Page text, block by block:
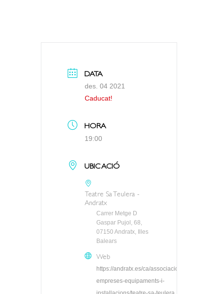
DATA
des. 04 2021
Caducat!
HORA
19:00
UBICACIÓ
Teatre Sa Teulera -
Andratx
Carrer Metge D
Gaspar Pujol, 68,
07150 Andratx, Illes
Balears
Web
https://andratx.es/ca/associacions-
empreses-equipaments-i-